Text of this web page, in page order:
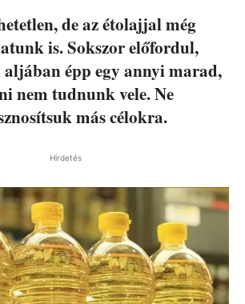
de az étolajjal még
is. Sokszor előfordul,
épp egy annyi marad,
nem tudnunk vele. Ne
más célokra.
Hirdetés